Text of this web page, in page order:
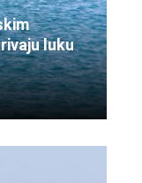
luku